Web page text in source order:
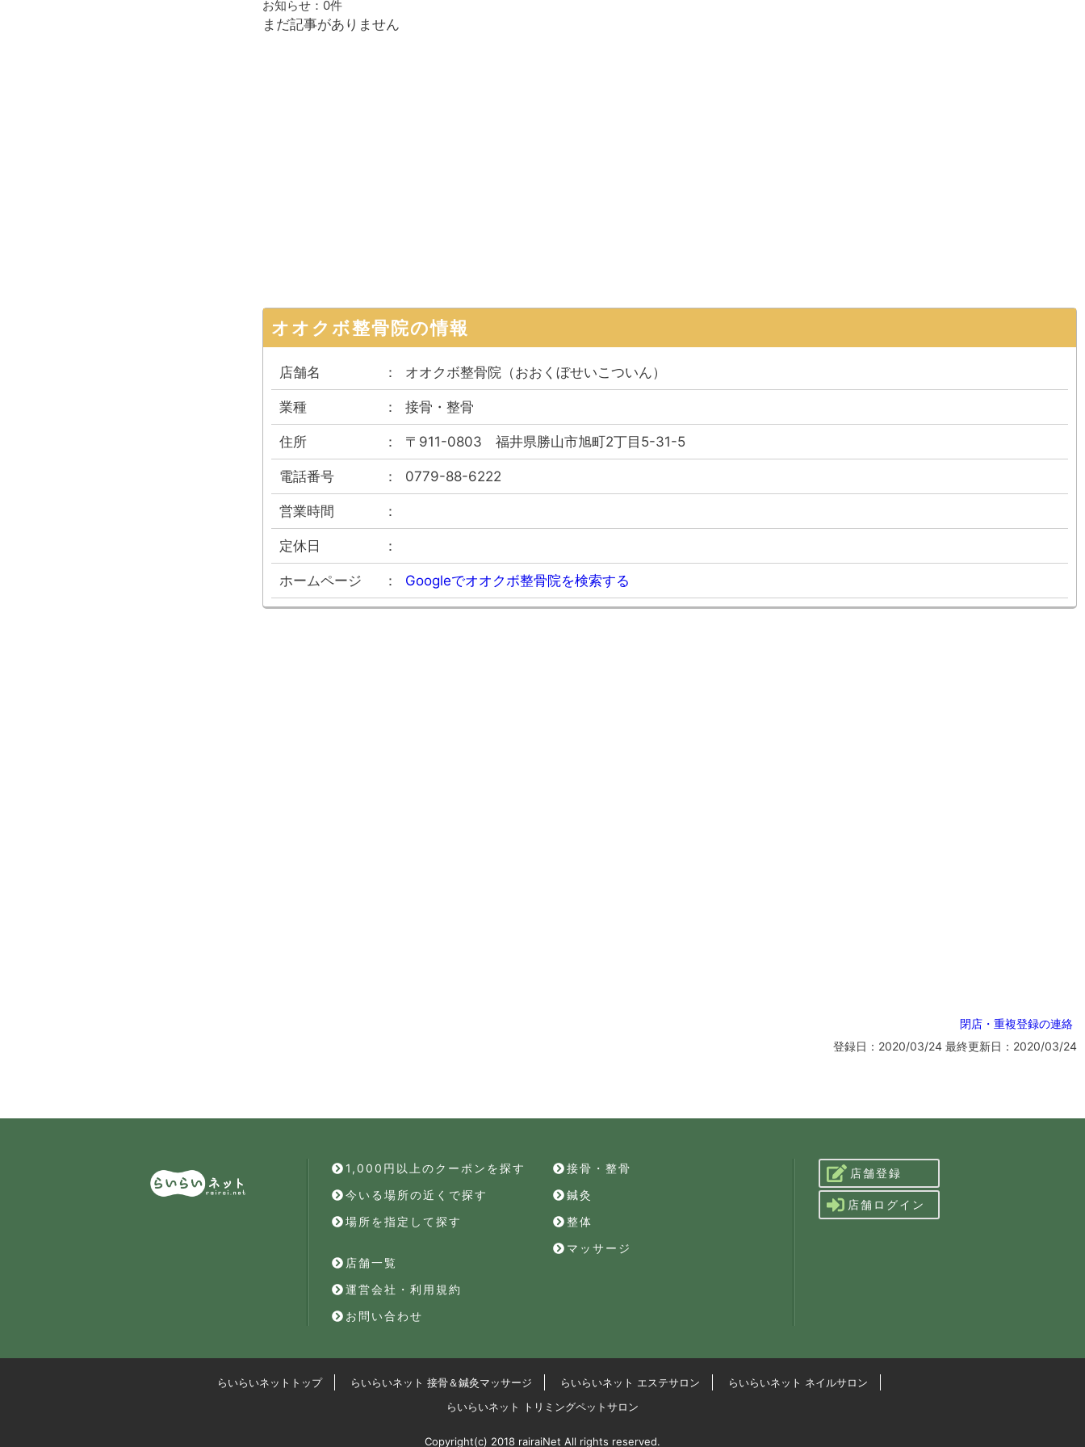
お知らせ： 0件
まだ記事がありません
オオクボ整骨院の情報
店舗名 オオクボ整骨院 （おおくぼせいこついん）
業種 接骨・整骨
住所 〒911-0803 福井県勝山市旭町2丁目5-31-5
電話番号 0779-88-6222
営業時間
定休日
ホームページ Googleでオオクボ整骨院を検索する
閉店・重複登録の連絡
登録日：2020/03/24 最終更新日：2020/03/24
1,000円以上のクーポンを探す
今いる場所の近くで探す
場所を指定して探す
接骨・整骨
鍼灸
整体
マッサージ
店舗一覧
運営会社・利用規約
お問い合わせ
店舗登録
店舗ログイン
らいらいネットトップ らいらいネット 接骨＆鍼灸マッサージ らいらいネット エステサロン
らいらいネット ネイルサロン
らいらいネット トリミングペットサロン
Copyright(c) 2018 rairaiNet All rights reserved.